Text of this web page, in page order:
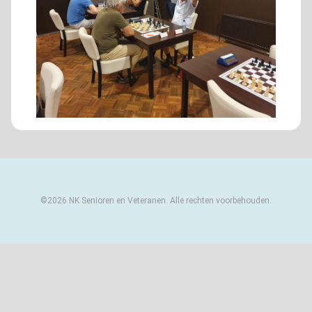
©2026 NK Senioren en Veteranen. Alle rechten voorbehouden.